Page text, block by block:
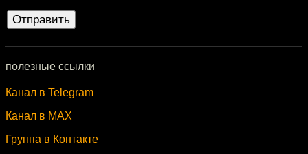
полезные ссылки
Канал в Telegram
Канал в MAX
Группа в Контакте